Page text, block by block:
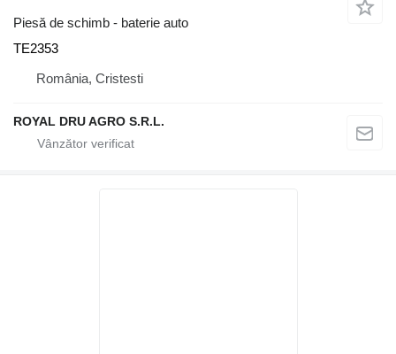
Piesă de schimb - baterie auto
TE2353
România, Cristesti
ROYAL DRU AGRO S.R.L.